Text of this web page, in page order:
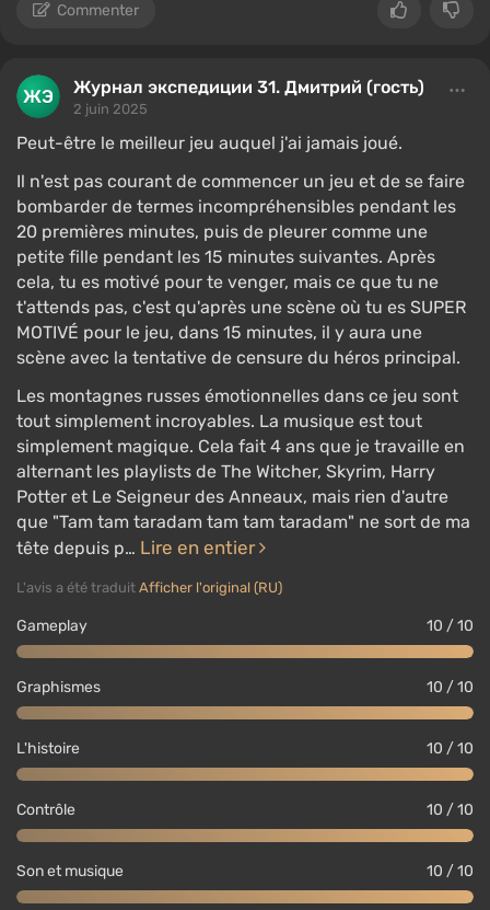
Commenter
Журнал экспедиции 31. Дмитрий (гость)
2 juin 2025
Peut-être le meilleur jeu auquel j'ai jamais joué.
Il n'est pas courant de commencer un jeu et de se faire
bombarder de termes incompréhensibles pendant les
20 premières minutes, puis de pleurer comme une
petite fille pendant les 15 minutes suivantes. Après
cela, tu es motivé pour te venger, mais ce que tu ne
t'attends pas, c'est qu'après une scène où tu es SUPER
MOTIVÉ pour le jeu, dans 15 minutes, il y aura une
scène avec la tentative de censure du héros principal.
Les montagnes russes émotionnelles dans ce jeu sont
tout simplement incroyables. La musique est tout
simplement magique. Cela fait 4 ans que je travaille en
alternant les playlists de The Witcher, Skyrim, Harry
Potter et Le Seigneur des Anneaux, mais rien d'autre
que "Tam tam taradam tam tam taradam" ne sort de ma
tête depuis p… Lire en entier
L'avis a été traduit Afficher l'original (RU)
Gameplay 10 / 10
Graphismes 10 / 10
L'histoire 10 / 10
Contrôle 10 / 10
Son et musique 10 / 10